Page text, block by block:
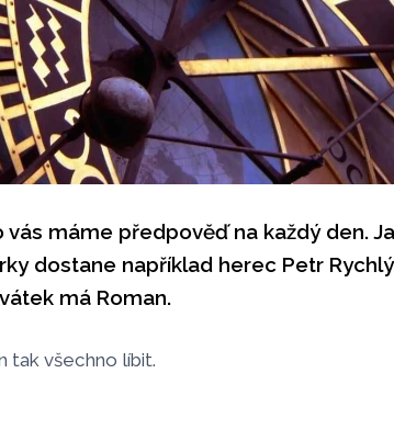
vás máme předpověď na každý den.
dostane například herec Petr
má Roman.
tak všechno líbit.